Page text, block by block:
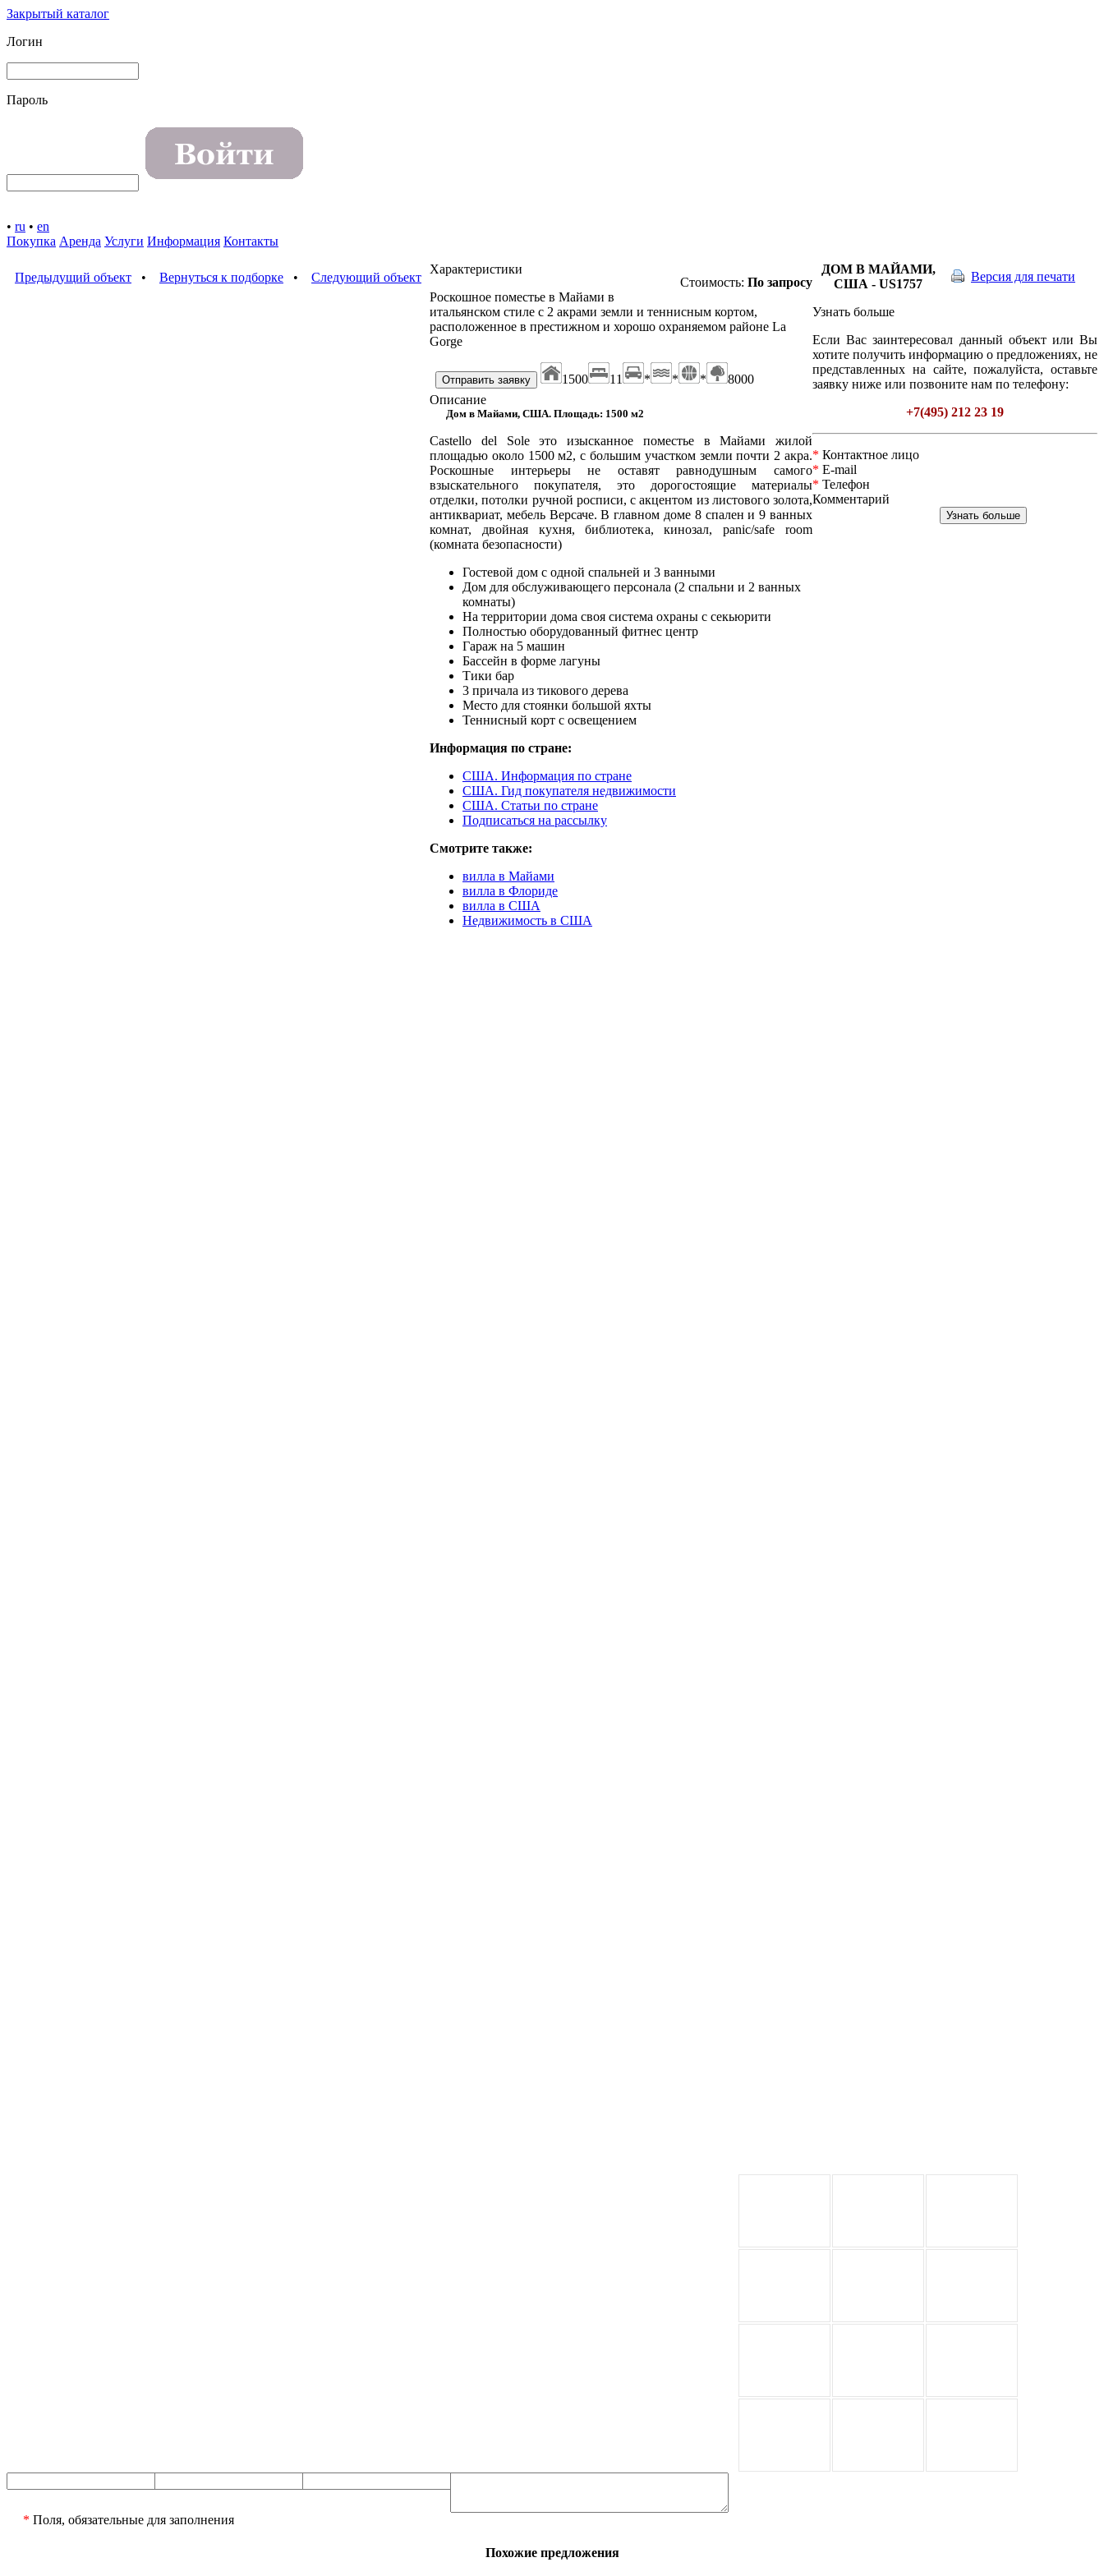
Закрытый каталог
Логин
Пароль
• ru • en
Покупка Аренда Услуги Информация Контакты
Предыдущий объект • Вернуться к подборке • Следующий объект Версия для печати
Стоимость: По запросу
Характеристики
Роскошное поместье в Майами в
итальянском стиле с 2 акрами земли и теннисным кортом,
расположенное в престижном и хорошо охраняемом районе La
Gorge
1500 11 * * *
8000
Описание
Дом в Майами, США. Площадь: 1500 м2
Castello del Sole это изысканное поместье в Майами жилой
площадью около 1500 м2, с большим участком земли почти 2 акра.
Роскошные интерьеры не оставят равнодушным самого
взыскательного покупателя, это дорогостоящие материалы
отделки, потолки ручной росписи, с акцентом из листового золота,
антиквариат, мебель Версаче. В главном доме 8 спален и 9 ванных
комнат, двойная кухня, библиотека, кинозал, panic/safe room
(комната безопасности)
Гостевой дом с одной спальней и 3 ванными
Дом для обслуживающего персонала (2 спальни и 2 ванных
комнаты)
На территории дома своя система охраны с секьюрити
Полностью оборудованный фитнес центр
Гараж на 5 машин
Бассейн в форме лагуны
Тики бар
3 причала из тикового дерева
Место для стоянки большой яхты
Теннисный корт с освещением
Информация по стране:
США. Информация по стране
США. Гид покупателя недвижимости
США. Статьи по стране
Подписаться на рассылку
Смотрите также:
вилла в Майами
вилла в Флориде
вилла в США
Недвижимость в США
ДОМ В МАЙАМИ,
США - US1757
Узнать больше
Если Вас заинтересовал данный объект или Вы
хотите получить информацию о предложениях, не
представленных на сайте, пожалуйста, оставьте
заявку ниже или позвоните нам по телефону:
+7(495) 212 23 19
* Контактное лицо
* E-mail
* Телефон
Комментарий
* Поля, обязательные для заполнения
Похожие предложения